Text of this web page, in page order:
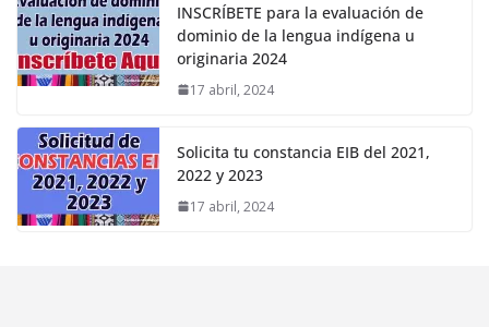
INSCRÍBETE para la evaluación de
dominio de la lengua indígena u
originaria 2024
17 abril, 2024
Solicita tu constancia EIB del 2021,
2022 y 2023
17 abril, 2024